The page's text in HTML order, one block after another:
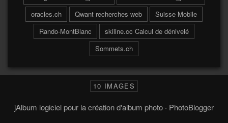
64 Adelboden 2
Adonis 6
Afrique du Sud 2019
Al Albert 2 Albrunpass
Aletsch 73 Alinghi Allmend Alpes 4
oracles.ch
Qwant recherches web
Suisse Mobile
Rando-MontBlanc
skiline.cc Calcul de dénivelé
Sommets.ch
10 IMAGES
jAlbum logiciel pour la création d'album photo · PhotoBlogger